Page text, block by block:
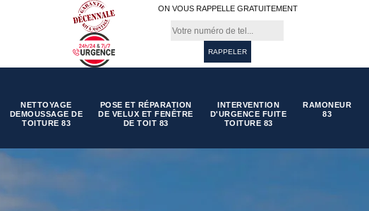
ON VOUS RAPPELLE GRATUITEMENT
NETTOYAGE
DEMOUSSAGE DE
TOITURE 83
POSE ET RÉPARATION
DE VELUX ET FENÊTRE
DE TOIT 83
INTERVENTION
D'URGENCE FUITE
TOITURE 83
RAMONEUR
83